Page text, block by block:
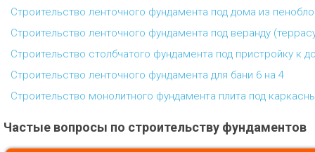
Строительство ленточного фундамента под дома из
Строительство ленточного фундамента под веранду
Строительство столбчатого фундамента под пристройку к
Строительство ленточного фундамента для бани 6 на 4
Строительство монолитного фундамента плита под
Частые вопросы по строительству фундаментов